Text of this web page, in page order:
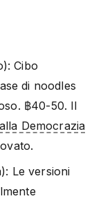
Cibo
di noodles
฿40-50. Il
Democrazia
Le versioni